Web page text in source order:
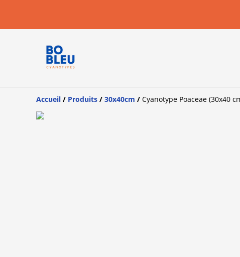
Accueil / Produits / 30x40cm / Cyanotype Poaceae (30x40